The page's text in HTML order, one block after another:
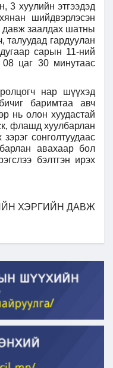
3 хуулийн этгээдэд
шийдвэрлэсэн
давж заалдах шатны
талуудад гардуулан
сарын 11-ний
цаг 30 минутаас
нар шүүхэд
баримтаа авч
нь олон хуудастай
флашд хуулбарлан
сонголтуудаас
авахаар бол
бэлтгэн ирэх
ХЭРГИЙН ДАВЖ